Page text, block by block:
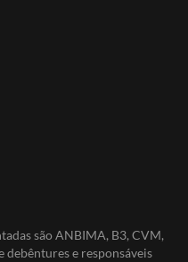
são ANBIMA, B3, CVM,
debêntures e responsáveis